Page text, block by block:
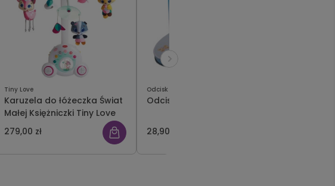
Tiny Love
Karuzela do łóżeczka Świat
Małej Księżniczki Tiny Love
279,00 zł
Odcisk Bobasa
Odcisk bobasa niebieski
28,90 zł